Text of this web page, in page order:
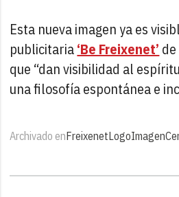
Esta nueva imagen ya es
publicitaria‘Be Freixenet’
que “dan visibilidad al
una filosofía espontánea e
Archivado enFreixenetLogoImagen